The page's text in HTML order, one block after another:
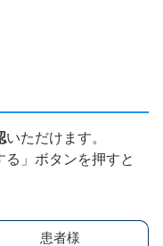
いただけます。
」ボタンを押すと
患者様